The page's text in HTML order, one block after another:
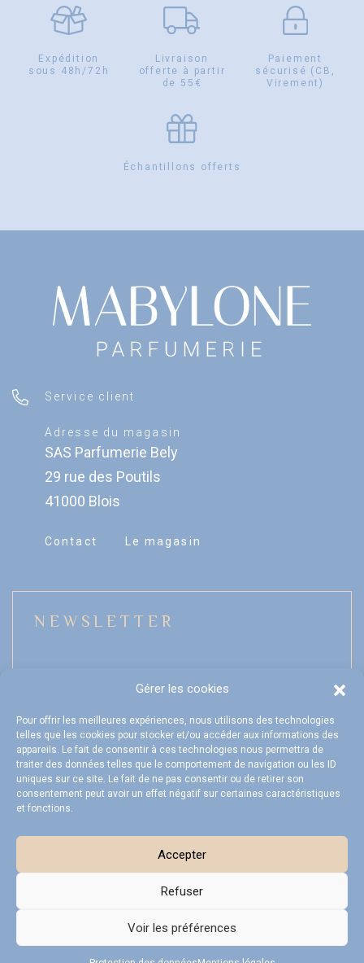
Gérer les cookies
Pour offrir les meilleures expériences, nous utilisons des technologies
telles que les cookies pour stocker et/ou accéder aux informations des
appareils. Le fait de consentir à ces technologies nous permettra de
traiter des données telles que le comportement de navigation ou les ID
uniques sur ce site. Le fait de ne pas consentir ou de retirer son
consentement peut avoir un effet négatif sur certaines caractéristiques
et fonctions.
Accepter
Refuser
Voir les préférences
Expédition
sous 48h/72h
Livraison
offerte à partir
de 55€
Paiement
sécurisé (CB,
Virement)
Échantillons offerts
Service client
Adresse du magasin
SAS Parfumerie Bely
29 rue des Poutils
41000 Blois
Contact Le magasin
NEWSLETTER
FAQ
Livraison et Retours
Réalisation ARTGO Média